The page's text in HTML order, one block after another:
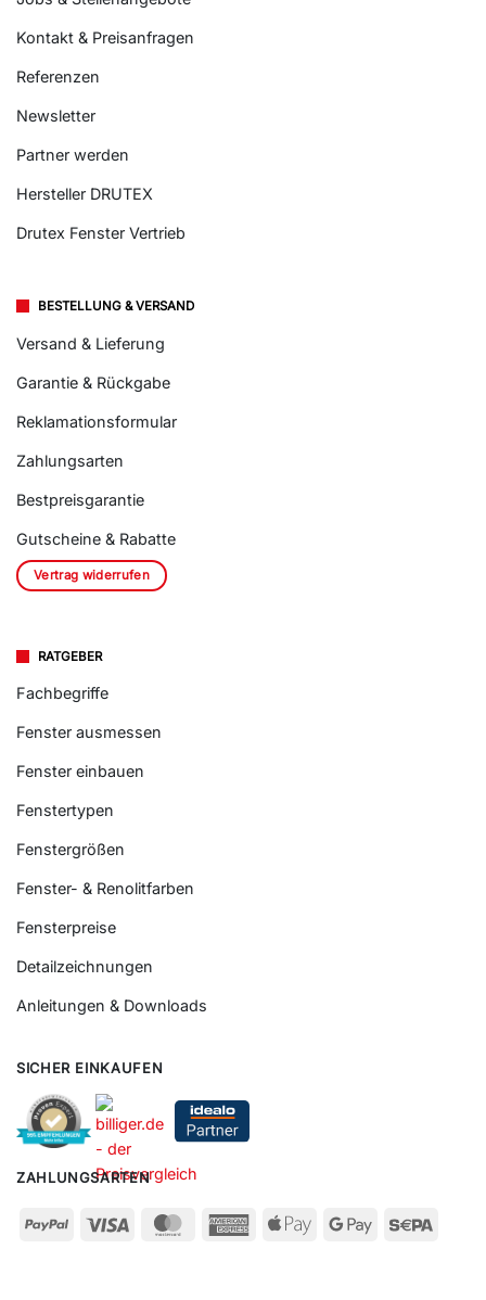
Kontakt & Preisanfragen
Referenzen
Newsletter
Partner werden
Hersteller DRUTEX
Drutex Fenster Vertrieb
BESTELLUNG & VERSAND
Versand & Lieferung
Garantie & Rückgabe
Reklamationsformular
Zahlungsarten
Bestpreisgarantie
Gutscheine & Rabatte
Vertrag widerrufen
RATGEBER
Fachbegriffe
Fenster ausmessen
Fenster einbauen
Fenstertypen
Fenstergrößen
Fenster- & Renolitfarben
Fensterpreise
Detailzeichnungen
Anleitungen & Downloads
SICHER EINKAUFEN
ZAHLUNGSARTEN